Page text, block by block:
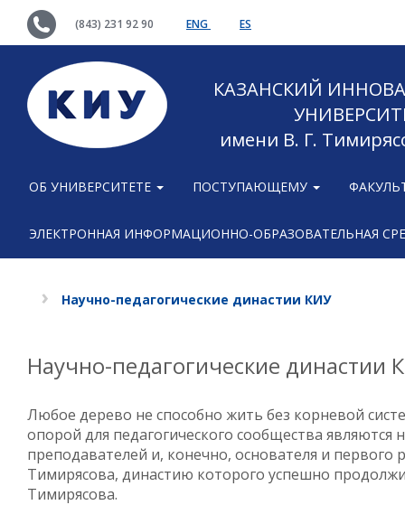
(843) 231 92 90 ENG ES
КАЗАНСКИЙ
имени В. Г.
ОБ УНИВЕРСИТЕТЕ ПОСТУПАЮЩЕМУ
ЭЛЕКТРОННАЯ ИНФОРМАЦИОННО-ОБРАЗОВАТЕЛЬНАЯ
Научно-педагогические династии КИУ
Научно-педагогические династии
Любое дерево не способно жить без корневой
опорой для педагогического сообщества являются
преподавателей и, конечно, основателя и
Тимирясова, династию которого успешно
Тимирясова.